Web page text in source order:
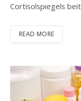
Cortisolspiegels
READ MORE